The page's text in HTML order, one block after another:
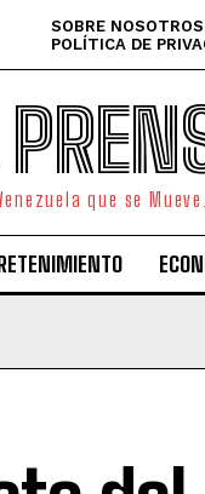
SOBRE NOSOTROS
POLÍTICA DE
que se Mueve.